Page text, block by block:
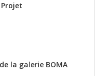
la galerie BOMA